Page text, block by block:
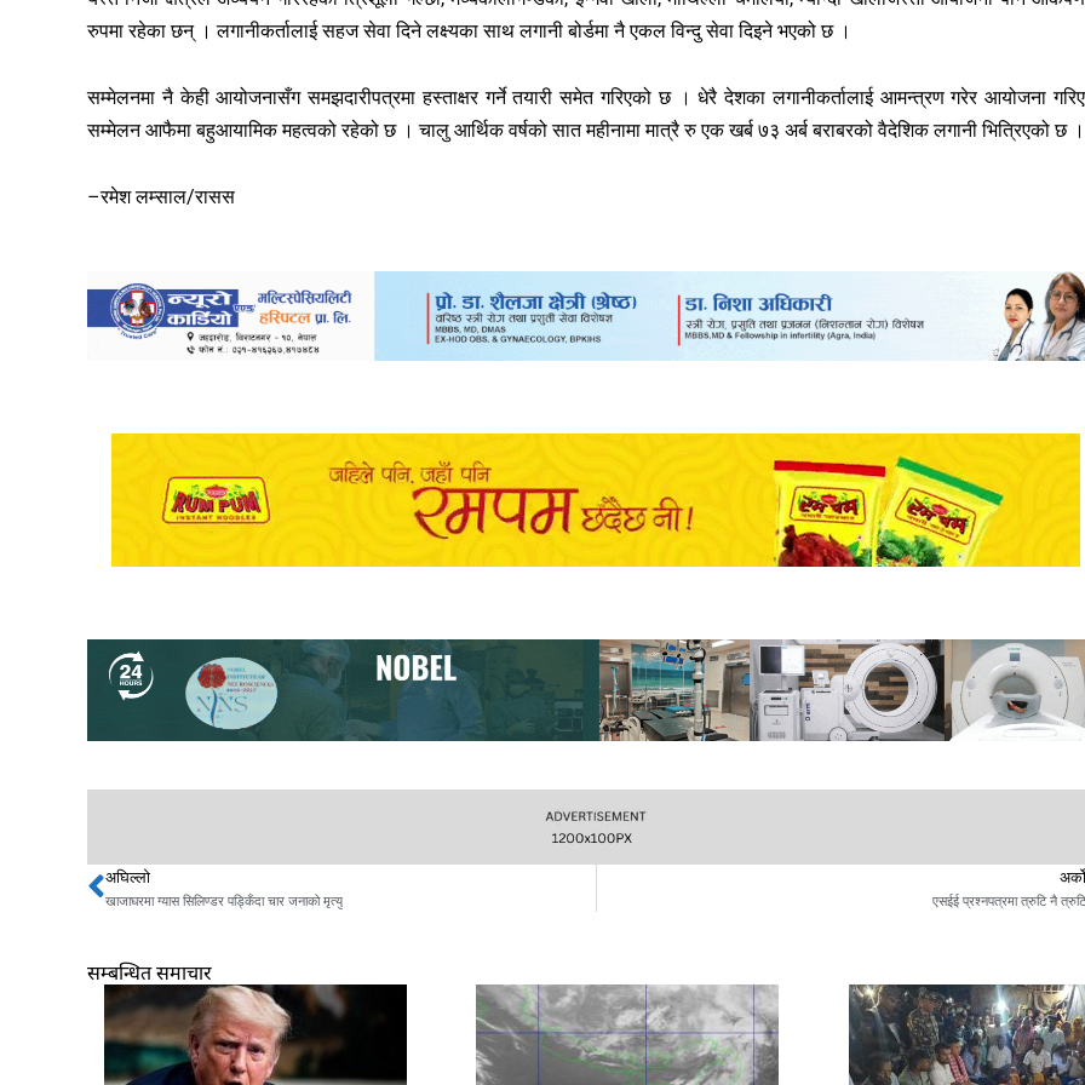
रुपमा रहेका छन् । लगानीकर्तालाई सहज सेवा दिने लक्ष्यका साथ लगानी बोर्डमा नै एकल विन्दु सेवा दिइने भएको छ ।
सम्मेलनमा नै केही आयोजनासँग समझदारीपत्रमा हस्ताक्षर गर्ने तयारी समेत गरिएको छ । धेरै देशका लगानीकर्तालाई आमन्त्रण गरेर आयोजना
सम्मेलन आफैमा बहुआयामिक महत्वको रहेको छ । चालु आर्थिक वर्षको सात महीनामा मात्रै रु एक खर्ब ७३ अर्ब बराबरको वैदेशिक लगानी भित्रिएको छ ।
–रमेश लम्साल/रासस
Prev
अघिल्लो
खाजाघरमा ग्यास सिलिण्डर पड्किँदा चार जनाको मृत्यु
अर्को
एसईई प्रश्नपत्रमा त्रुटि नै त्रुटि
सम्बन्धित समाचार